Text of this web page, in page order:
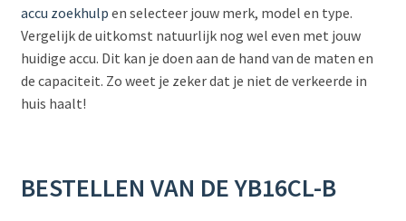
accu zoekhulp en selecteer jouw merk, model en type.
Vergelijk de uitkomst natuurlijk nog wel even met jouw
huidige accu. Dit kan je doen aan de hand van de maten en
de capaciteit. Zo weet je zeker dat je niet de verkeerde in
huis haalt!
BESTELLEN VAN DE YB16CL-B